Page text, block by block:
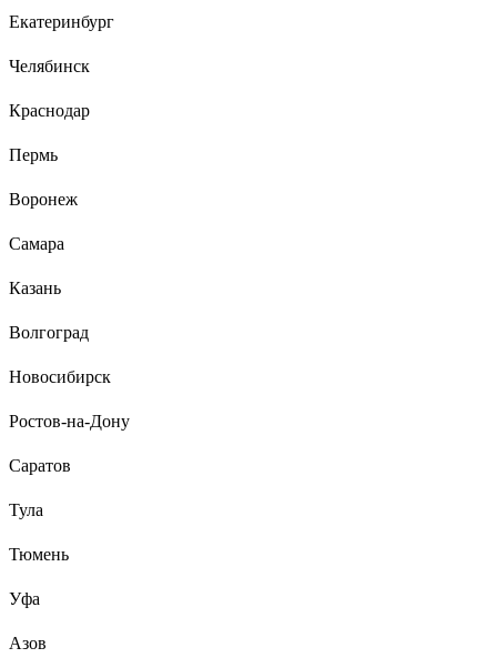
MR16, SL/WH зеркальный/белый a036801
Мне понравились
Екатеринбург
Челябинск
Краснодар
Пермь
Воронеж
Самара
Казань
Волгоград
Новосибирск
Ростов-на-Дону
Саратов
Тула
Тюмень
Уфа
Азов